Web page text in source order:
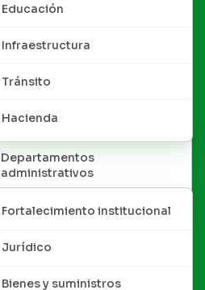
Educación
Infraestructura
Tránsito
Hacienda
Departamentos
administrativos
Fortalecimiento institucional
Jurídico
Bienes y suministros